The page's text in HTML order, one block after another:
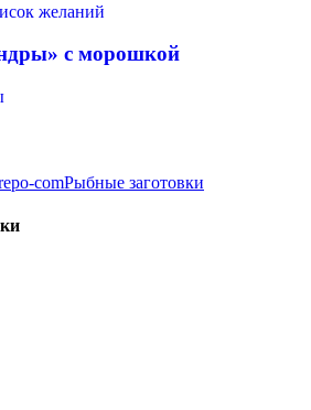
желаний
с морошкой
Рыбные заготовки